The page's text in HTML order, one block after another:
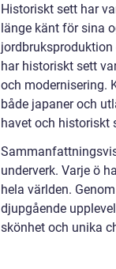
Historiskt sett har
länge känt för sina
har historiskt sett
och modernisering.
både japaner och
havet och historiskt
underverk. Varje ö
hela världen.
djupgående
skönhet och unika